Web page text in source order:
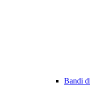
Bandi